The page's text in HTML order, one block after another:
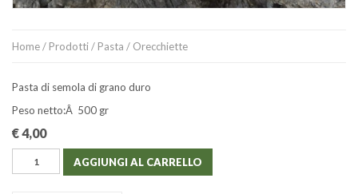
Home/ Prodotti/ Pasta / Orecchiette
Pasta di semola di grano duro
Peso netto:Â 500 gr
€4,00
AGGIUNGI AL CARRELLO